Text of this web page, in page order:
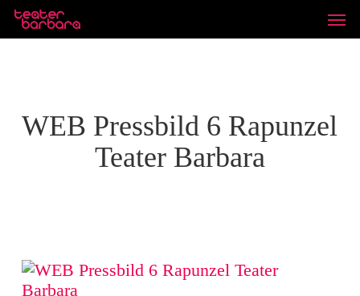
Skip
WEB Pressbild 6 Rapunzel
Teater Barbara